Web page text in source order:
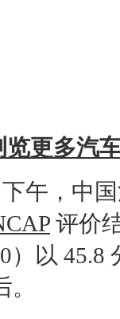
览更多汽
，中国
评价
）以